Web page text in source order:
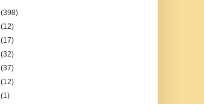
(398)
(12)
(17)
(32)
(37)
(12)
(1)